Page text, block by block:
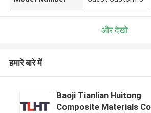
और देखो
हमारे बारे में
Baoji Tianlian Huitong
Composite Materials